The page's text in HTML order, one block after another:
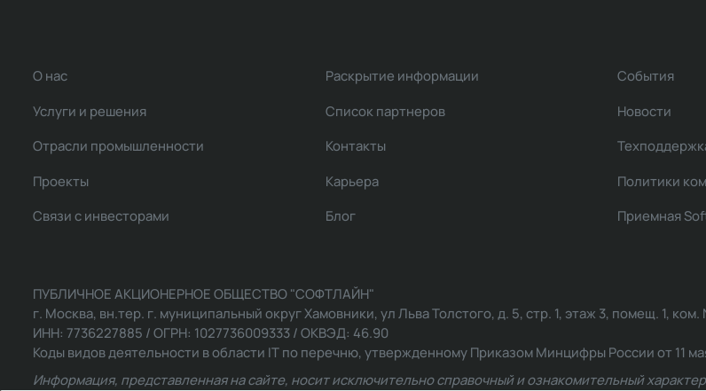
О нас
Услуги и решения
Отрасли промышленности
Проекты
Связи с инвесторами
Раскрытие информации
Список партнеров
Контакты
Карьера
Блог
События
Новости
Политики
Приемная
ПУБЛИЧНОЕ АКЦИОНЕРНОЕ ОБЩЕСТВО "СОФТЛАЙН"
г. Москва, вн.тер. г. муниципальный округ Хамовники, ул Льва Толстого, д. 5, стр. 1, этаж 3, помещ. 1,
ИНН: 7736227885 / ОГРН: 1027736009333 / ОКВЭД: 46.90
Коды видов деятельности в области IT по перечню, утвержденному Приказом Минцифры России от 11
Информация, представленная на сайте, носит исключительно справочный и ознакомительный